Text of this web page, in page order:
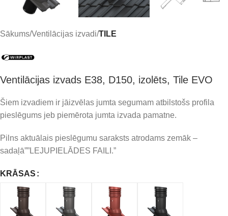
Sākums Ventilācijas izvadi TILE
Ventilācijas izvads E38, D150, izolēts, Tile EVO
Šiem izvadiem ir jāizvēlas jumta segumam atbilstošs profila
pieslēgums jeb piemērota jumta izvada pamatne.
Pilns aktuālais pieslēgumu saraksts atrodams zemāk –
sadaļā””LEJUPIELĀDES FAILI.”
KRĀSAS